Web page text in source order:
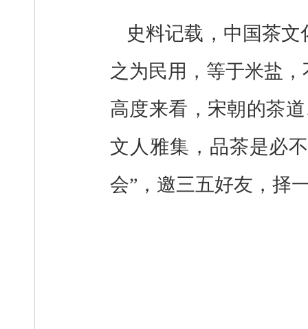
史料记载，中国茶
之为民用，等于米盐
高度来看，宋朝的茶
文人雅集，品茶是必
会”，邀三五好友，择